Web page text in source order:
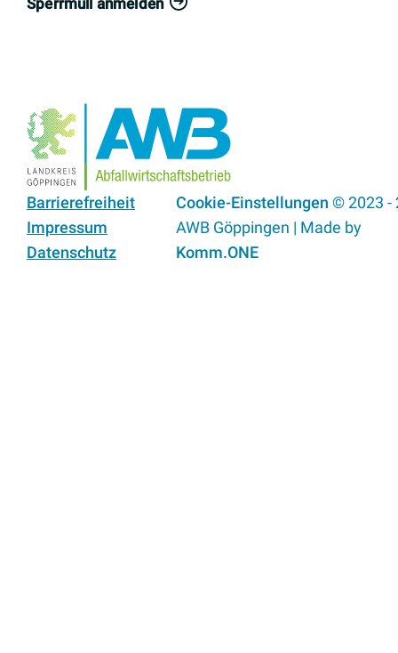
Sperrmüll anmelden
Barrierefreiheit
Impressum
Datenschutz
Cookie-Einstellungen © 2023 -
AWB Göppingen | Made by
Komm.ONE